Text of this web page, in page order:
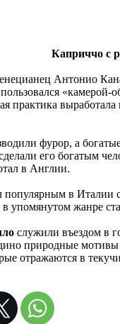
Каприччо с
Антонио
практика
фурор, а
его богатым
в Англии.
в Италии
упомянутом жанре
служили въездом в
природные мотивы
отражаются в